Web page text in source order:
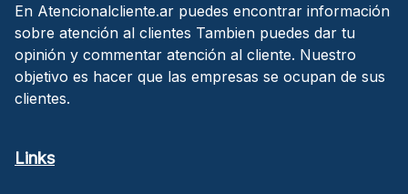
En Atencionalcliente.ar puedes encontrar información
sobre atención al clientes Tambien puedes dar tu
opinión y commentar atención al cliente. Nuestro
objetivo es hacer que las empresas se ocupan de sus
clientes.
Links